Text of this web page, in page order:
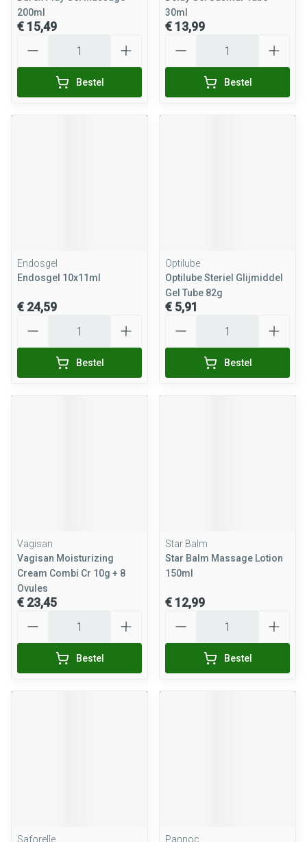
200ml
€ 15,49
Bestel
30ml
€ 13,99
Bestel
Endosgel
Endosgel 10x11ml
€ 24,59
Bestel
Optilube
Optilube Steriel Glijmiddel
Gel Tube 82g
€ 5,91
Bestel
Vagisan
Vagisan Moisturizing
Cream Combi Cr 10g + 8
Ovules
€ 23,45
Bestel
Star Balm
Star Balm Massage Lotion
150ml
€ 12,99
Bestel
Saforelle
Pannoc